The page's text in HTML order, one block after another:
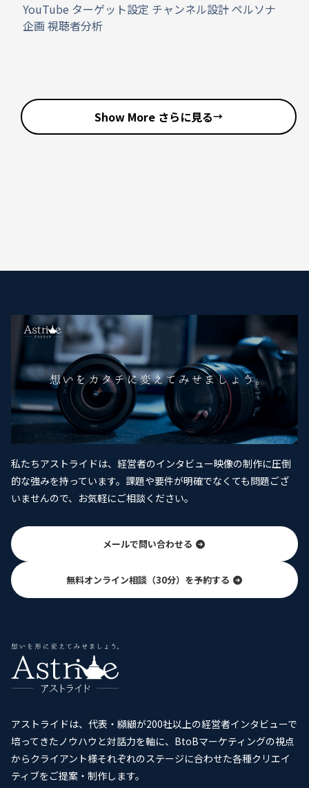
YouTube ターゲット設定 チャンネル設計ペルソナ
企画 視聴者分析
Show More さらに見る
私たちアストライドは、経営者のインタビュー映像の制作に圧倒
的な強みを持っています。課題や要件が明確でなくても問題ござ
いませんので、お気軽にご相談ください。
メールで問い合わせる
無料オンライン相談（30分）を予約する
アストライドは、代表・纐纈が200社以上の経営者インタビューで
培ってきたノウハウと対話力を軸に、BtoBマーケティングの視点
からクライアント様それぞれのステージに合わせた各種クリエイ
ティブをご提案・制作します。